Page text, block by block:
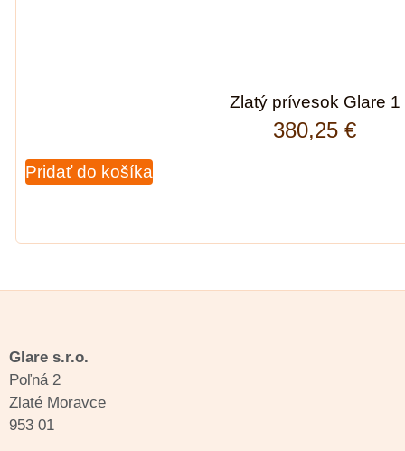
Zlatý prívesok Glare 1
380,25 €
Pridať do košíka
Glare s.r.o.
Poľná 2
Zlaté Moravce
953 01